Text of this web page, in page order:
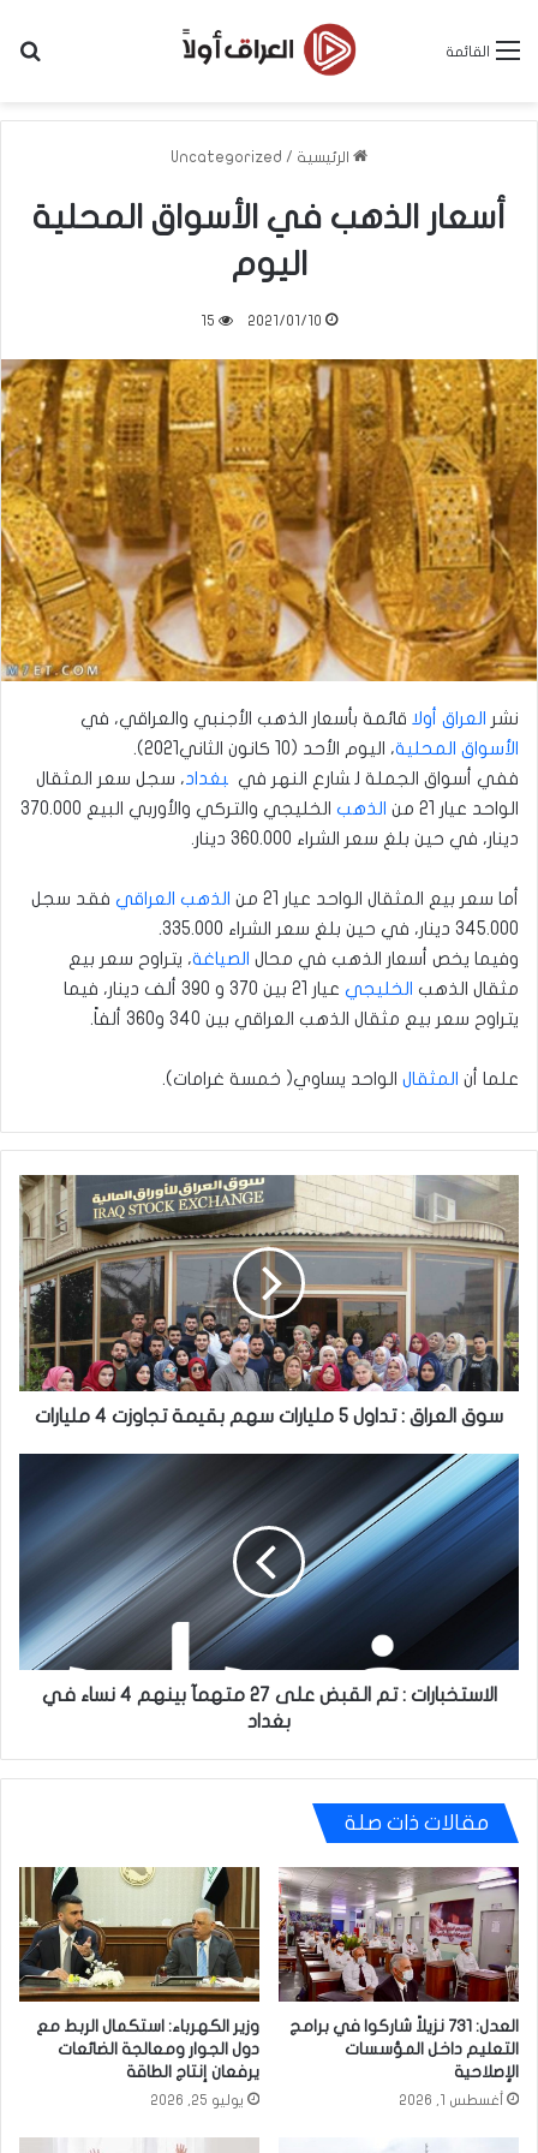
القائمة
الرئيسية /
Uncategorized
أسعار الذهب في الأسواق المحلية
اليوم
2021/01/10
15
نشر العراق أولا قائمة بأسعار الذهب الأجنبي والعراقي، في
الأسواق المحلية، اليوم الأحد (10 كانون الثاني2021).
ففي أسواق الجملة ل‍‍ ‍‍شارع النهر في ‍‍ ‍‍بغداد، سجل سعر المثقال
الواحد عيار 21 من
الذهب
الخليجي والتركي والأوربي البيع 370.000
دينار، في حين بلغ سعر الشراء 360.000 دينار.
أما سعر بيع المثقال الواحد عيار 21 من الذهب العراقي فقد سجل
345.000 دينار، في حين بلغ سعر الشراء 335.000.
وفيما يخص أسعار الذهب في محال الصياغة، يتراوح سعر بيع
مثقال الذهب الخليجي
عيار 21 بين 370 و 390 ألف دينار، فيما
يتراوح سعر بيع مثقال الذهب العراقي بين 340 و360 ألفاً.
علما أن المثقال الواحد يساوي( خمسة غرامات).
سوق
العراق
تداول
5
مليارات
سهم
بقيمة
تجاوزت
سوق العراق : تداول 5 مليارات سهم بقيمة تجاوزت 4 مليارات
الاستخبارات
تم
على
بينهم
4
نساء
الاستخبارات : تم القبض على 27 متهمآ بينهم 4 نساء في
بغداد
مقالات ذات صلة
العدل: 731 نزيلاً شاركوا في برامج
التعليم داخل المؤسسات
الإصلاحية
أغسطس 1, 2026
وزير الكهرباء: استكمال الربط مع
دول الجوار ومعالجة الضائعات
يرفعان إنتاج الطاقة
يوليو 25, 2026